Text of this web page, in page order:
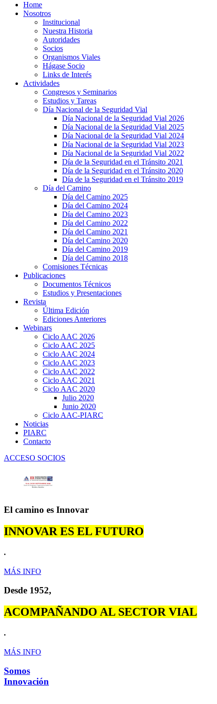
Home
Nosotros
Institucional
Nuestra Historia
Autoridades
Socios
Organismos Viales
Hágase Socio
Links de Interés
Actividades
Congresos y Seminarios
Estudios y Tareas
Día Nacional de la Seguridad Vial
Día Nacional de la Seguridad Vial 2026
Día Nacional de la Seguridad Vial 2025
Día Nacional de la Seguridad Vial 2024
Día Nacional de la Seguridad Vial 2023
Día Nacional de la Seguridad Vial 2022
Día de la Seguridad en el Tránsito 2021
Día de la Seguridad en el Tránsito 2020
Día de la Seguridad en el Tránsito 2019
Día del Camino
Día del Camino 2025
Día del Camino 2024
Día del Camino 2023
Día del Camino 2022
Día del Camino 2021
Día del Camino 2020
Día del Camino 2019
Día del Camino 2018
Comisiones Técnicas
Publicaciones
Documentos Técnicos
Estudios y Presentaciones
Revista
Última Edición
Ediciones Anteriores
Webinars
Ciclo AAC 2026
Ciclo AAC 2025
Ciclo AAC 2024
Ciclo AAC 2023
Ciclo AAC 2022
Ciclo AAC 2021
Ciclo AAC 2020
Julio 2020
Junio 2020
Ciclo AAC-PIARC
Noticias
PIARC
Contacto
ACCESO SOCIOS
El camino es Innovar
INNOVAR ES EL FUTURO
.
MÁS INFO
Desde 1952,
ACOMPAÑANDO AL SECTOR VIAL
.
MÁS INFO
Somos
Innovación